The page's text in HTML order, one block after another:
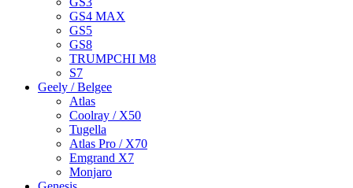
GS4 MAX
GS5
GS8
TRUMPCHI M8
S7
Geely / Belgee
Atlas
Coolray / X50
Tugella
Atlas Pro / X70
Emgrand X7
Monjaro